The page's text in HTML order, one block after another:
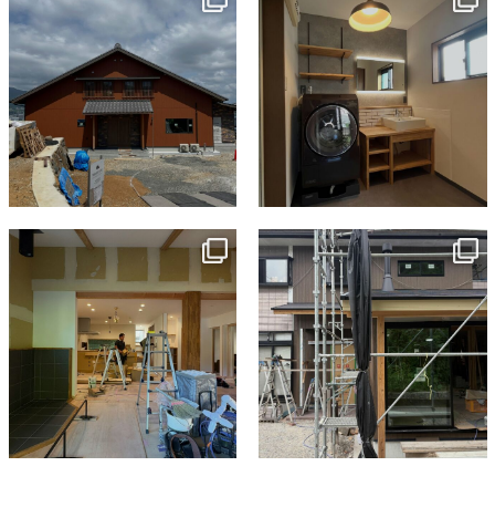
7月 13
tomohouseinc
tomohouseinc
6月 3